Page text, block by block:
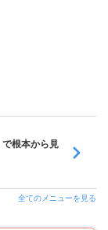
根本から見
全てのメニューを見る